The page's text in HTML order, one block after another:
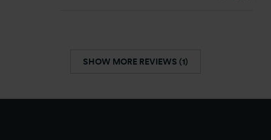
SHOW MORE REVIEWS (1)